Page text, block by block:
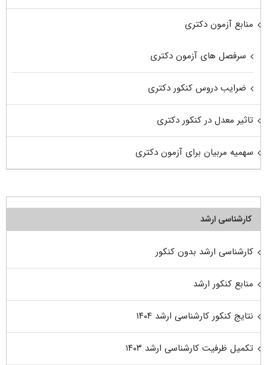
منابع آزمون دکتری
سرفصل های آزمون دکتری
ضرایب دروس کنکور دکتری
تاثیر معدل در کنکور دکتری
سهمیه مربیان برای آزمون دکتری
کارشناسی ارشد
کارشناسی ارشد بدون کنکور
منابع کنکور ارشد
نتایج کنکور کارشناسی ارشد ۱۴۰۴
تکمیل ظرفیت کارشناسی ارشد ۱۴۰۳